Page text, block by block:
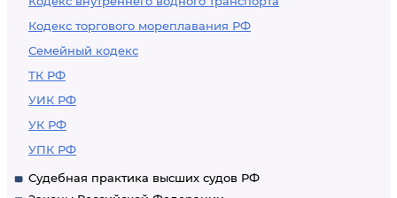
Кодекс торгового мореплавания РФ
Семейный кодекс
ТК РФ
УИК РФ
УК РФ
УПК РФ
Судебная практика высших судов РФ